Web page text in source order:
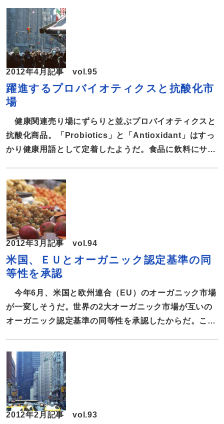
する。 全粒穀物の世界市場、2017年までに推定276億
ドルに拡大 Global Industry Analystsが今年4月に発表
した「Whole Grain and High Fiber Foods調査報告
書」によると、全粒穀物の世界市場は2017年までに276
億ドルに膨れ上がるものと予想されている。 世界での
最大規模の市場は米国だが、最も高い成長率を示してい
るのはアジア太平洋で、2017年までに6.82％増加する
ものとみられている。 全粒穀物の人気は高まる一方
で、新商品の発売件数も年々増えている。調査会社ミン
[…]
2012年4月記事 vol.95
躍進するプロバイオティクスと抗酸化市
場
健康関連売り場にずらりと並ぶプロバイオティクスと
抗酸化商品。「Probiotics」と「Antioxidant」はすっ
かり健康用語として定着したようだ。食品に飲料にサプ
報告する。 米国民のおよそ3割がプロバイオティクス商
品を利用 プロバイオティクスとは乳酸菌やビフィズス
菌といった人体に好影響を与える生きた微生物で、腸内
の善玉菌を増やし腸内環境を整えることがよく知られて
いる。 これまでに、コレステロール値低下や免疫力の
向上、腫瘍抑制などが報告されている。 日本ではヨー
グルトや乳酸菌飲料などが普及しているが、米国でもこ
こ数年、プロバイオティクス商品への関心が高まってお
り、今後最も成長が期待できる市場とみられている。
ConsumerLab.comが昨年11月に実施した調査では、
2012年3月記事 vol.94
米国、ＥＵとオーガニック認定基準の同
等性を承認
今年6月、米国と欧州連合（EU）のオーガニック市場
が一変しそうだ。世界の2大オーガニック市場が互いの
オーガニック認定基準の同等性を承認したからだ。これ
産業の促進に大きく役立つほか、世界的な雇用と産業の
活性化に繋がるとして大きな期待が寄せられている。
追加認定が不要、米国のEU輸出3倍に 米国のキャサリ
ン・メリガン農務副長官は2月15日、EUとの間でオーガ
ニック認定基準の同等性を認める協定を締結したと発表
2012年2月記事 vol.93